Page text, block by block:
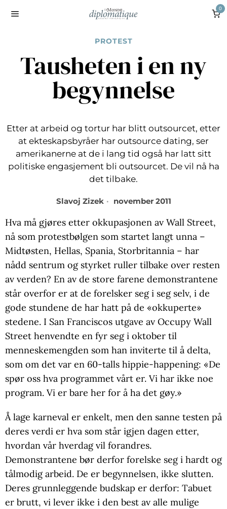
0
PROTEST
Tausheten i en ny
begynnelse
Etter at arbeid og tortur har blitt outsourcet, etter
at ekteskapsbyråer har outsource dating, ser
amerikanerne at de i lang tid også har latt sitt
politiske engasjement bli outsourcet. De vil nå ha
det tilbake.
Slavoj Zizek november 2011
Hva må gjøres etter okkupasjonen av Wall Street,
nå som protestbølgen som startet langt unna –
Midtøsten, Hellas, Spania, Storbritannia – har
nådd sentrum og styrket ruller tilbake over resten
av verden? En av de store farene demonstrantene
står overfor er at de forelsker seg i seg selv, i de
gode stundene de har hatt på de «okkuperte»
stedene. I San Franciscos utgave av Occupy Wall
Street henvendte en fyr seg i oktober til
menneskemengden som han inviterte til å delta,
som om det var en 60-talls hippie-happening: «De
spør oss hva programmet vårt er. Vi har ikke noe
program. Vi er bare her for å ha det gøy.»
Å lage karneval er enkelt, men den sanne testen på
deres verdi er hva som står igjen dagen etter,
hvordan vår hverdag vil forandres.
Demonstrantene bør derfor forelske seg i hardt og
tålmodig arbeid. De er begynnelsen, ikke slutten.
Deres grunnleggende budskap er derfor: Tabuet
er brutt, vi lever ikke i den best av alle mulige